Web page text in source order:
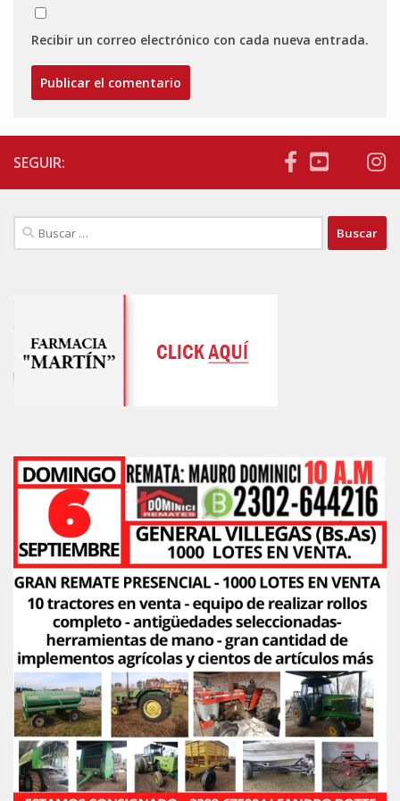
Recibir un correo electrónico con cada nueva entrada.
SEGUIR:
Buscar: